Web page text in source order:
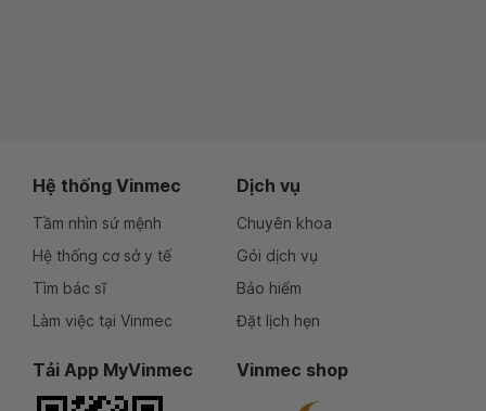
Hệ thống Vinmec
Tầm nhìn sứ mệnh
Hệ thống cơ sở y tế
Tìm bác sĩ
Làm việc tại Vinmec
Dịch vụ
Chuyên khoa
Gói dịch vụ
Bảo hiểm
Đặt lịch hẹn
Tải App MyVinmec Vinmec shop